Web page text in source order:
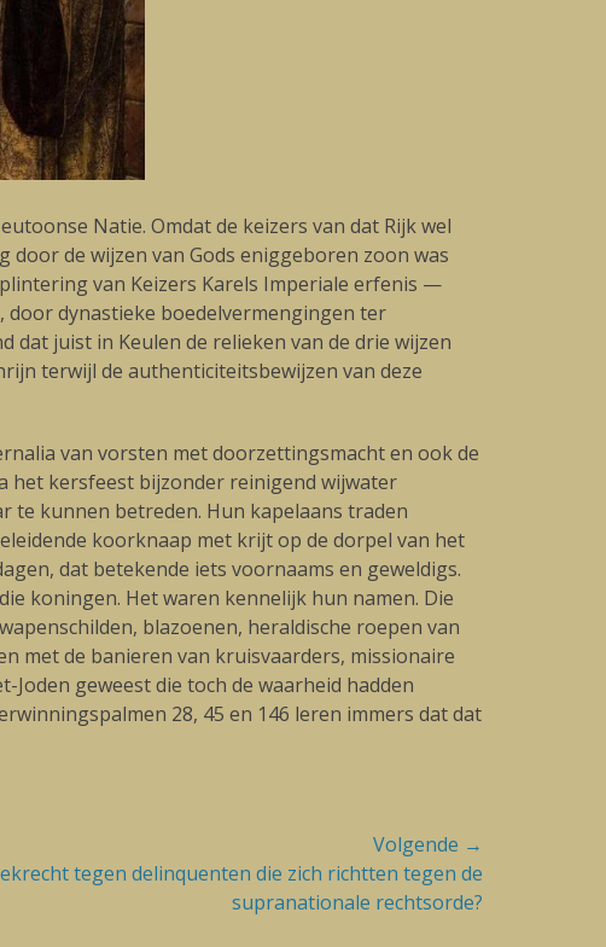
Natie. Omdat de keizers van dat Rijk wel
de wijzen van Gods eniggeboren zoon was
van Keizers Karels Imperiale erfenis —
dynastieke boedelvermengingen ter
dat juist in Keulen de relieken van de drie wijzen
terwijl de authenticiteitsbewijzen van deze
van vorsten met doorzettingsmacht en ook de
het kersfeest bijzonder reinigend wijwater
te kunnen betreden. Hun kapelaans traden
koorknaap met krijt op de dorpel van het
dat betekende iets voornaams en geweldigs.
koningen. Het waren kennelijk hun namen. Die
blazoenen, heraldische roepen van
met de banieren van kruisvaarders, missionaire
geweest die toch de waarheid hadden
28, 45 en 146 leren immers dat dat
Volgende →
tegen delinquenten die zich richtten tegen de
supranationale rechtsorde?